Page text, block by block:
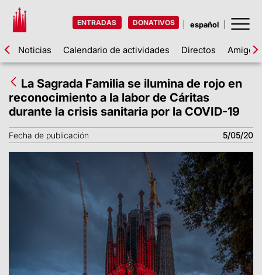
ENTRADAS DONATIVOS
Noticias Calendario de actividades Directos Amigos
La Sagrada Familia se ilumina de rojo en
reconocimiento a la labor de Cáritas
durante la crisis sanitaria por la COVID-19
Fecha de publicación 5/05/20